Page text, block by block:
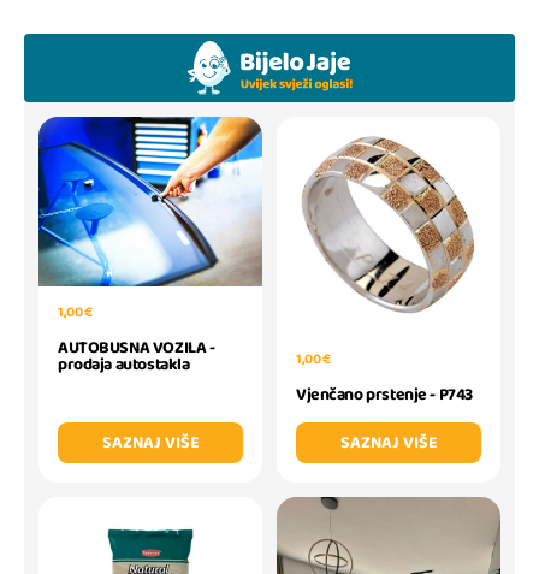
1,00 €
AUTOBUSNA VOZILA -
prodaja autostakla
SAZNAJ VIŠE
1,00 €
Vjenčano prstenje - P743
SAZNAJ VIŠE